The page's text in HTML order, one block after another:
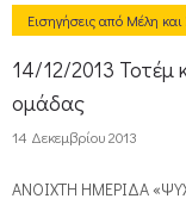
Εισηγήσεις από Μέλη
14/12/2013 Τοτέμ
ομάδας
14 Δεκεμβρίου 2013
ΑΝΟΙΧΤΗ ΗΜΕΡΙΔΑ